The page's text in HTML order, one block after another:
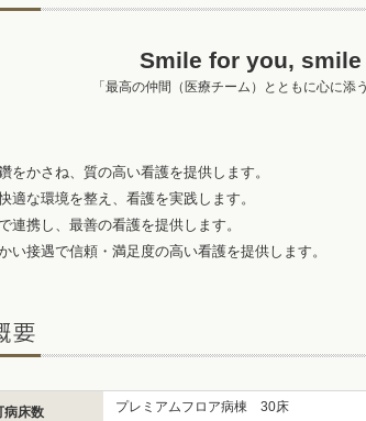
Smile for you,
「最高の仲間（医療チーム）とともに心に添
をかさね、質の高い看護を提供します。
適な環境を整え、看護を実践します。
連携し、最善の看護を提供します。
い接遇で信頼・満足度の高い看護を提供します。
病床数
プレミアムフロア病棟 30床